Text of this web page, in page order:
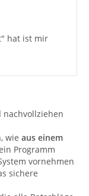
hat ist mir
wie aus einem
Programm
vornehmen
sichere